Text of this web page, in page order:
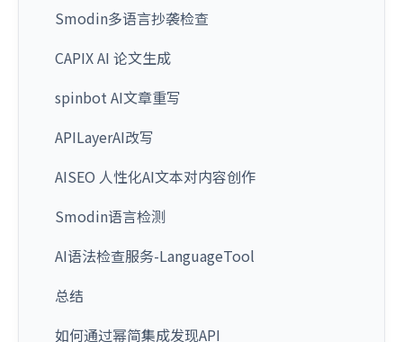
Smodin多语言抄袭检查
CAPIX AI 论文生成
spinbot AI文章重写
APILayerAI改写
AISEO 人性化AI文本对内容创作
Smodin语言检测
AI语法检查服务-LanguageTool
总结
如何通过幂简集成发现API